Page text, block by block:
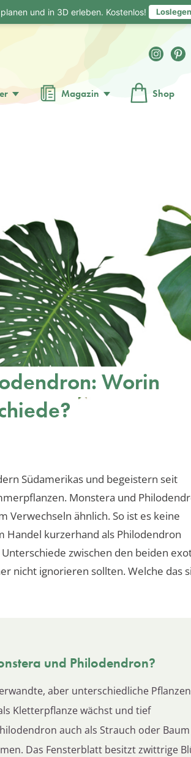
Magazin Shop
Worin
Südamerikas und begeistern seit
Monstera und
Verwechseln ähnlich. So ist es keine
Handel kurzerhand als Philodendron
zwischen den beiden
nicht ignorieren sollten. Welche das
und Philodendron?
aber unterschiedliche
Kletterpflanze wächst und tief
auch als Strauch oder Baum
Das Fensterblatt besitzt zwittrige
und in 3D erleben. Kostenlos! Loslegen